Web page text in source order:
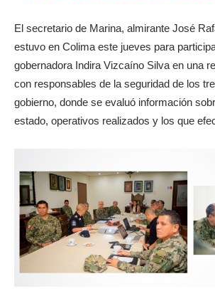
El secretario de Marina, almirante José
estuvo en Colima este jueves para
gobernadora Indira Vizcaíno Silva en una
con responsables de la seguridad de los
gobierno, donde se evaluó información
estado, operativos realizados y los que